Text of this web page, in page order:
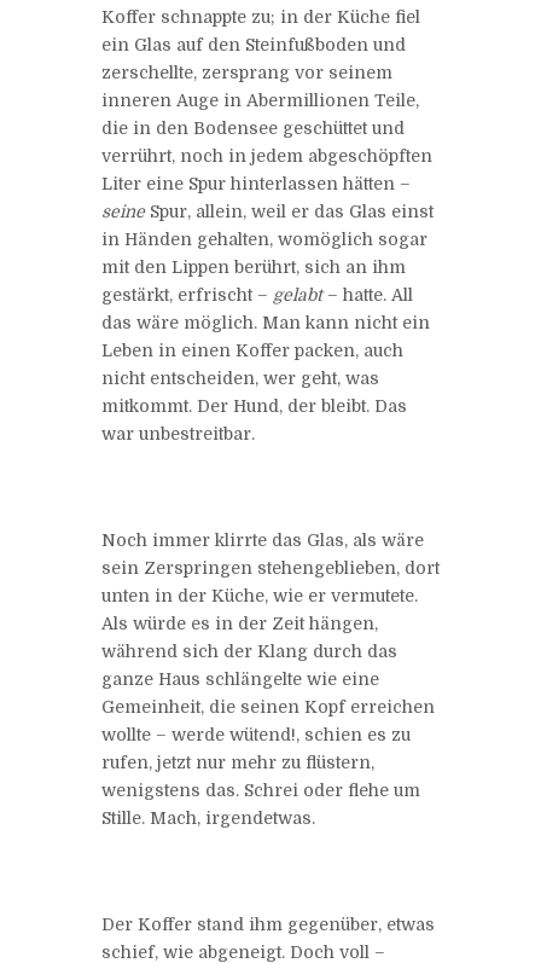
Koffer schnappte zu; in der Küche fiel
ein Glas auf den Steinfußboden und
zerschellte, zersprang vor seinem
inneren Auge in Abermillionen Teile,
die in den Bodensee geschüttet und
verrührt, noch in jedem abgeschöpften
Liter eine Spur hinterlassen hätten –
seineSpur, allein, weil er das Glas einst
in Händen gehalten, womöglich sogar
mit den Lippen berührt, sich an ihm
gestärkt, erfrischt – gelabt– hatte. All
das wäre möglich. Man kann nicht ein
Leben in einen Koffer packen, auch
nicht entscheiden, wer geht, was
mitkommt. Der Hund, der bleibt. Das
war unbestreitbar.
Noch immer klirrte das Glas, als wäre
sein Zerspringen stehengeblieben, dort
unten in der Küche, wie er vermutete.
Als würde es in der Zeit hängen,
während sich der Klang durch das
ganze Haus schlängelte wie eine
Gemeinheit, die seinen Kopf erreichen
wollte – werde wütend!, schien es zu
rufen, jetzt nur mehr zu flüstern,
wenigstens das. Schrei oder flehe um
Stille. Mach, irgendetwas.
Der Koffer stand ihm gegenüber, etwas
schief, wie abgeneigt. Doch voll –